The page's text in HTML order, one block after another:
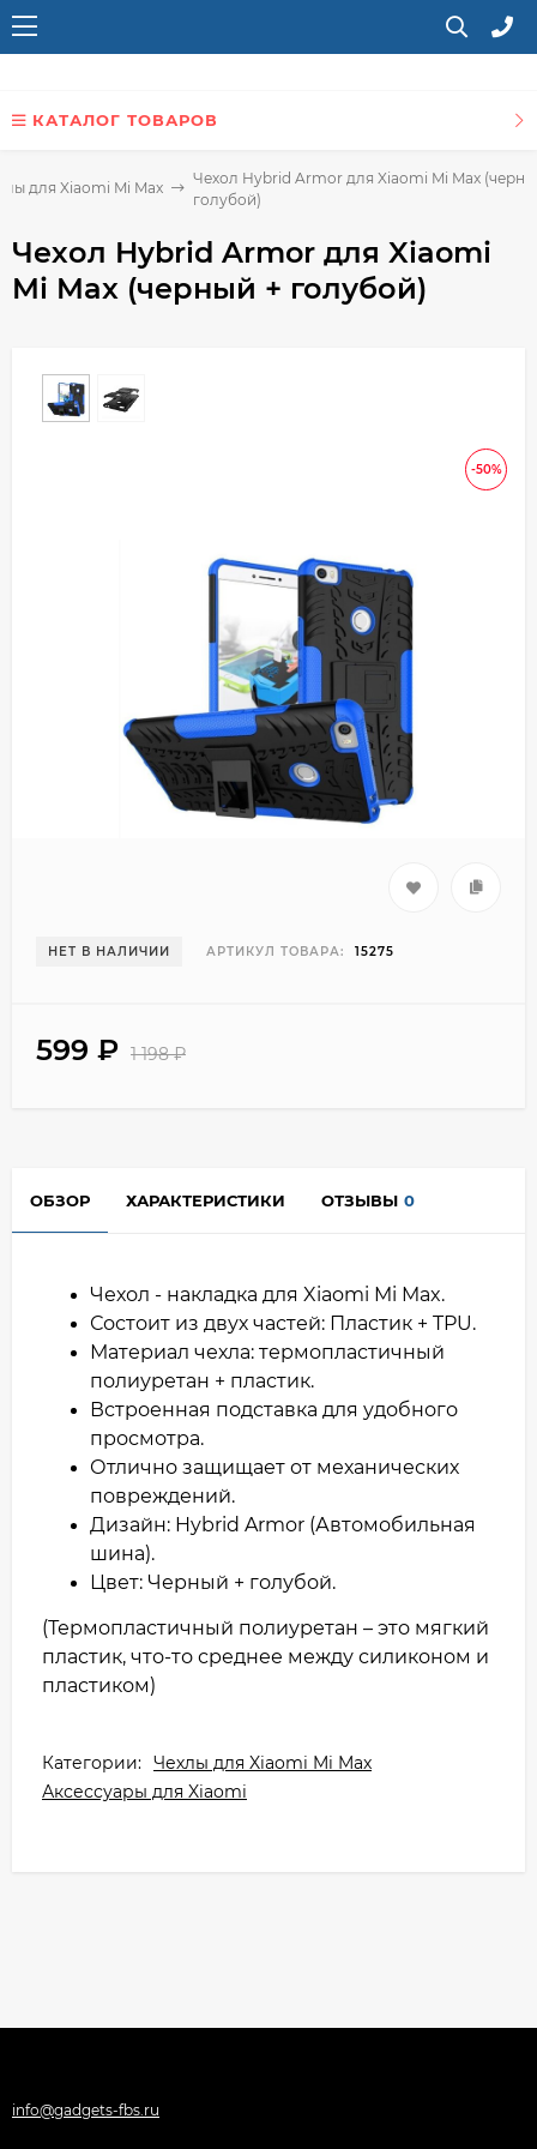
КАТАЛОГ ТОВАРОВ
для Xiaomi Mi Max
Чехол Hybrid Armor для Xiaomi Mi Max
голубой)
Чехол Hybrid Armor для Xiaomi
Mi Max (черный + голубой)
-50%
НЕТ В НАЛИЧИИ АРТИКУЛ ТОВАРА: 15275
599 ₽ 1 198₽
ОБЗОР ХАРАКТЕРИСТИКИ ОТЗЫВЫ 0
Чехол - накладка для Xiaomi Mi Max.
Состоит из двух частей: Пластик + TPU.
Материал чехла: термопластичный
полиуретан + пластик.
Встроенная подставка для удобного
просмотра.
Отлично защищает от механических
повреждений.
Дизайн: Hybrid Armor (Автомобильная
шина).
Цвет: Черный + голубой.
(Термопластичный полиуретан – это мягкий
пластик, что-то среднее между силиконом и
пластиком)
Категории: Чехлы для Xiaomi Mi Max
Аксессуары для Xiaomi
info@gadgets-fbs.ru